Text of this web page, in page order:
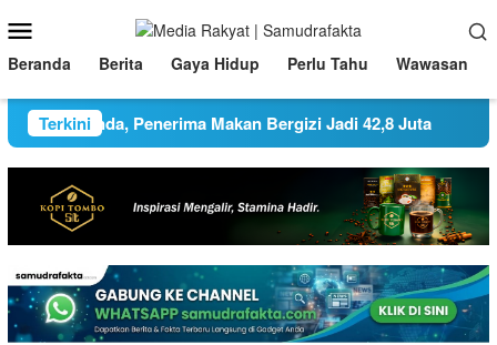
ke
kontenMobile
Beranda Berita Gaya Hidup Perlu Tahu Wawasan
Terkini
Ganda, Penerima Makan Bergizi Jadi 42,8 Juta